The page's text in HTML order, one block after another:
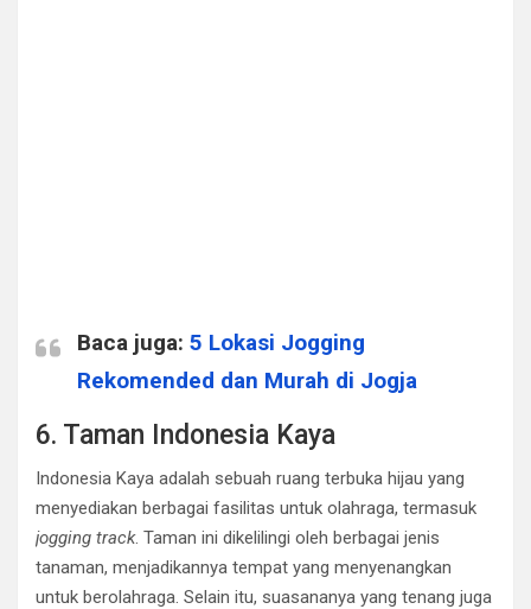
Baca juga: 5 Lokasi Jogging
Rekomended dan Murah di Jogja
6. Taman Indonesia Kaya
Indonesia Kaya adalah sebuah ruang terbuka hijau yang
menyediakan berbagai fasilitas untuk olahraga, termasuk
jogging track. Taman ini dikelilingi oleh berbagai jenis
tanaman, menjadikannya tempat yang menyenangkan
untuk berolahraga. Selain itu, suasananya yang tenang juga